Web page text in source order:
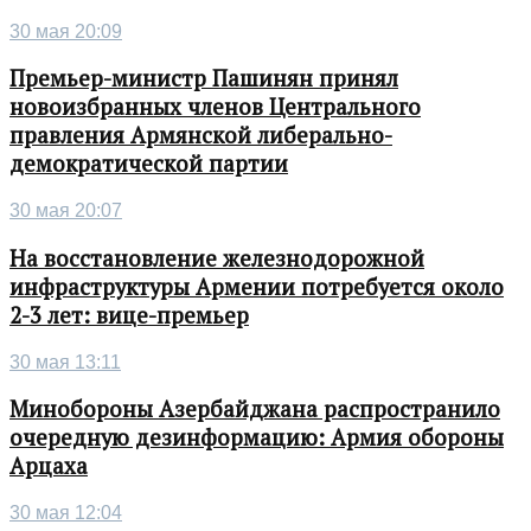
30 мая 20:09
Премьер-министр Пашинян принял
новоизбранных членов Центрального
правления Армянской либерально-
демократической партии
30 мая 20:07
На восстановление железнодорожной
инфраструктуры Армении потребуется около
2-3 лет: вице-премьер
30 мая 13:11
Минобороны Азербайджана распространило
очередную дезинформацию: Армия обороны
Арцаха
30 мая 12:04